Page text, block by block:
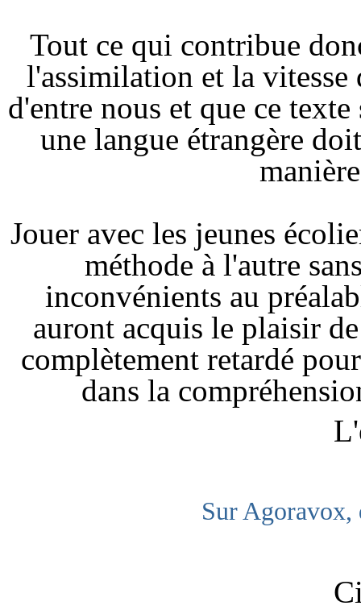
Tout ce qui contribue
l'assimilation et la vitesse
d'entre nous et que ce
une langue étrangère
Jouer avec les jeunes
méthode à l'autre
inconvénients au
auront acquis le plaisir
complètement retardé
dans la
Sur Agoravox,